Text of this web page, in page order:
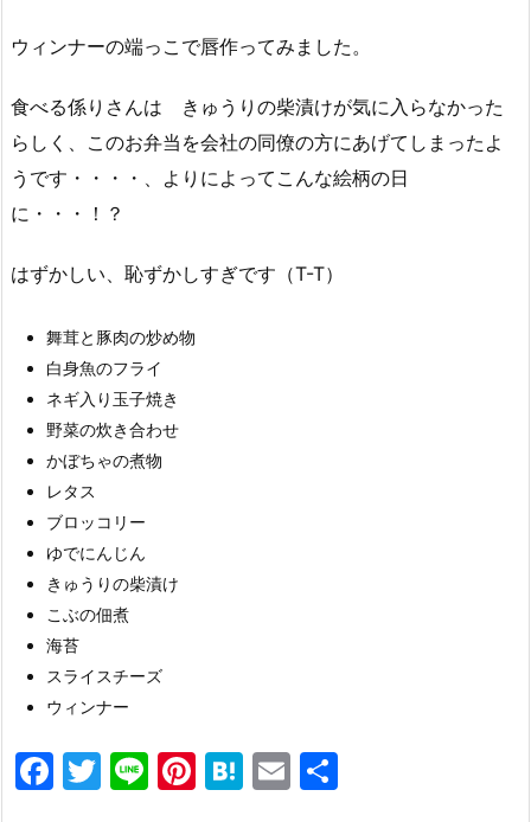
ウィンナーの端っこで唇作ってみました。
食べる係りさんは きゅうりの柴漬けが気に入らなかった
らしく、このお弁当を会社の同僚の方にあげてしまったよ
うです・・・・、よりによってこんな絵柄の日
に・・・！？
はずかしい、恥ずかしすぎです（T-T）
舞茸と豚肉の炒め物
白身魚のフライ
ネギ入り玉子焼き
野菜の炊き合わせ
かぼちゃの煮物
レタス
ブロッコリー
ゆでにんじん
きゅうりの柴漬け
こぶの佃煮
海苔
スライスチーズ
ウィンナー
F
T
Li Pi H
E